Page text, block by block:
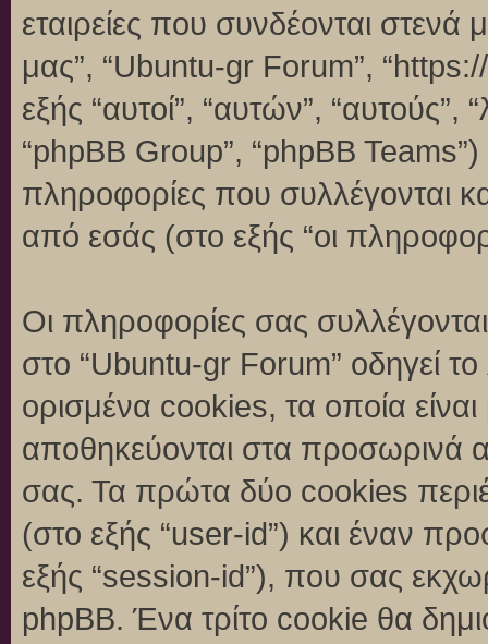
εταιρείες που συνδέονται στενά
μας”, “Ubuntu-gr Forum”,
εξής “αυτοί”, “αυτών”,
“phpBB Group”, “phpBB
πληροφορίες που συλλέγονται
από εσάς (στο εξής “οι
Οι πληροφορίες σας
στο “Ubuntu-gr Forum” οδηγεί
ορισμένα cookies, τα οποία
αποθηκεύονται στα προσωρινά
σας. Τα πρώτα δύο cookies
(στο εξής “user-id”) και έναν
εξής “session-id”), που σας
phpBB. Ένα τρίτο cookie θα